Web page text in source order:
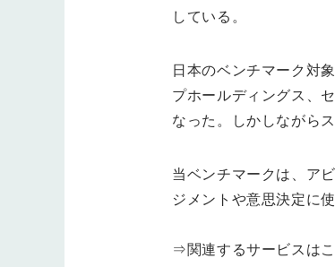
している。
日本のベンチマーク対
プホールディングス、
なった。しかしながら
当ベンチマークは、ア
ジメントや意思決定に
⇒関連するサービスは